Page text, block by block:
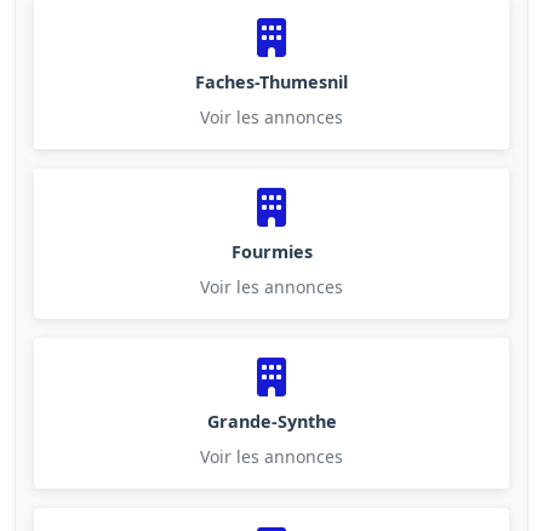
Faches-Thumesnil
Voir les annonces
Fourmies
Voir les annonces
Grande-Synthe
Voir les annonces